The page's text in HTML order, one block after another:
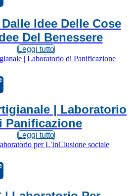
Idee Delle Cose
Del Benessere
Leggi tutto
| Laboratorio
Panificazione
Leggi tutto